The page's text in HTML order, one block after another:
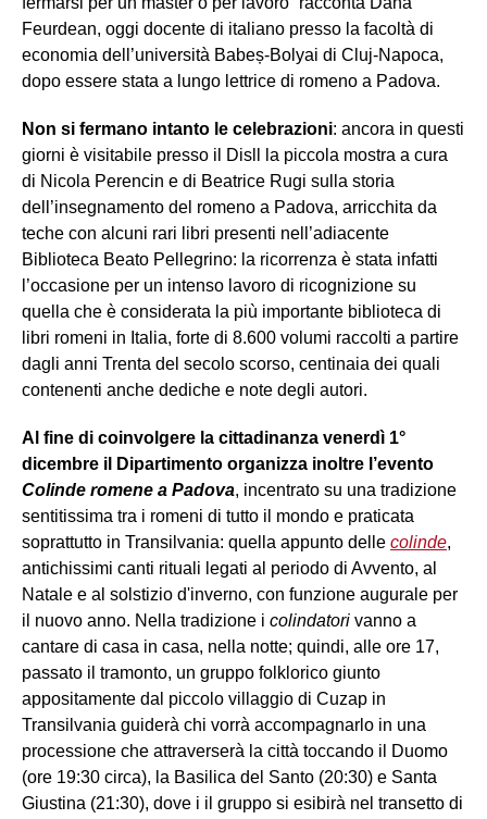
Feurdean, oggi docente di italiano presso la facoltà di
economia dell’università Babeș-Bolyai di Cluj-Napoca,
dopo essere stata a lungo lettrice di romeno a Padova.
Non si fermano intanto le celebrazioni: ancora in questi
giorni è visitabile presso il Disll la piccola mostra a cura
di Nicola Perencin e di Beatrice Rugi sulla storia
dell’insegnamento del romeno a Padova, arricchita da
teche con alcuni rari libri presenti nell’adiacente
Biblioteca Beato Pellegrino: la ricorrenza è stata infatti
l’occasione per un intenso lavoro di ricognizione su
quella che è considerata la più importante biblioteca di
libri romeni in Italia, forte di 8.600 volumi raccolti a partire
dagli anni Trenta del secolo scorso, centinaia dei quali
contenenti anche dediche e note degli autori.
Al fine di coinvolgere la cittadinanza venerdì 1°
dicembre il Dipartimento organizza inoltre l’evento
Colinde romene a Padova, incentrato su una tradizione
sentitissima tra i romeni di tutto il mondo e praticata
soprattutto in Transilvania: quella appunto delle colinde,
antichissimi canti rituali legati al periodo di Avvento, al
Natale e al solstizio d'inverno, con funzione augurale per
il nuovo anno. Nella tradizione i colindatori vanno a
cantare di casa in casa, nella notte; quindi, alle ore 17,
passato il tramonto, un gruppo folklorico giunto
appositamente dal piccolo villaggio di Cuzap in
Transilvania guiderà chi vorrà accompagnarlo in una
processione che attraverserà la città toccando il Duomo
(ore 19:30 circa), la Basilica del Santo (20:30) e Santa
Giustina (21:30), dove i il gruppo si esibirà nel transetto di